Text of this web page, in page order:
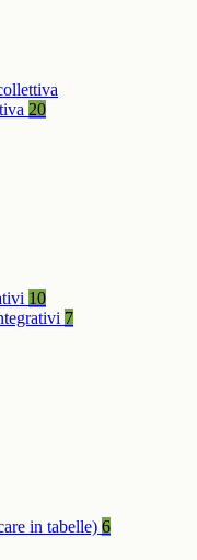
20
10
7
in tabelle) 6